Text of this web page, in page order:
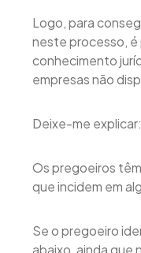
Logo, para
neste processo, é
conhecimento
empresas não
Deixe-me explicar:
Os pregoeiros
que incidem em
Se o pregoeiro
abaixo, ainda que